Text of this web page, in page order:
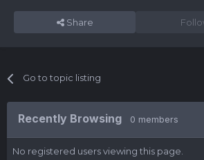
Share
Go to topic listing
Recently Browsing 0 members
No registered users viewing this page.